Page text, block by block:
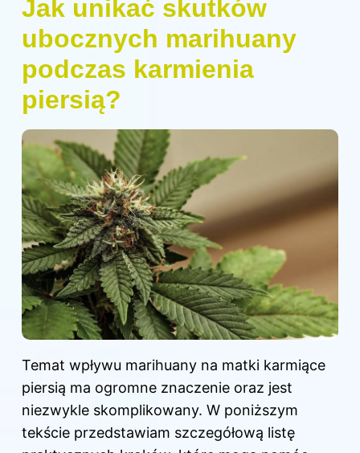
Jak unikać skutków
ubocznych marihuany
podczas karmienia
piersią?
Temat wpływu marihuany na matki karmiące
piersią ma ogromne znaczenie oraz jest
niezwykle skomplikowany. W poniższym
tekście przedstawiam szczegółową listę